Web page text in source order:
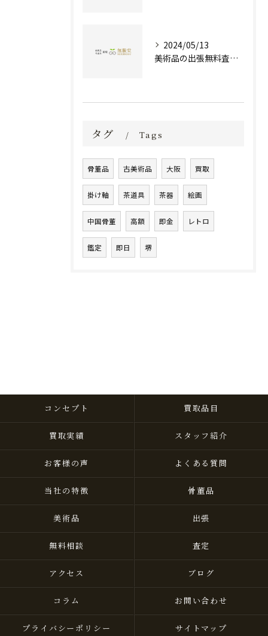
2024/05/13
美術品の出張無料査定 | 一万点以上の実績で信頼の骨董品買取専門店
タグ Tags
骨董品 古美術品 大阪 買取
掛け軸 茶道具 茶器 絵画
中国骨董 高額 即金 レトロ
鑑定 即日 堺
コンセプト 買取品目
買取実績 スタッフ紹介
お客様の声 よくある質問
当社の特徴 骨董品
美術品 出張
無料相談 査定
アクセス ブログ
コラム お問い合わせ
プライバシーポリシー サイトマップ